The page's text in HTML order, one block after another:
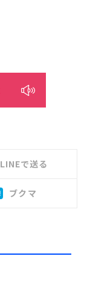
LINEで送る
ブクマ